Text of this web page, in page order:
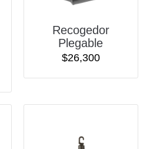
Recogedor
Plegable
$26,300